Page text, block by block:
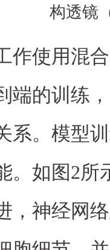
构透镜
作使用混
端的训练
系。模型
。如图2所
，神经网